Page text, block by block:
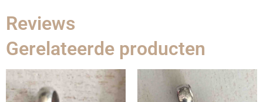
Reviews
Gerelateerde producten